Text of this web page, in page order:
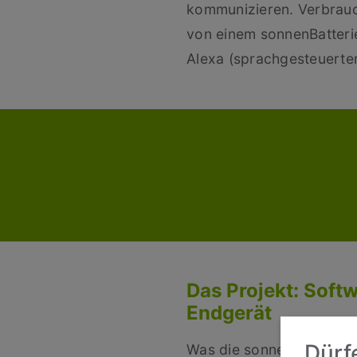
kommunizieren.
von einem
Alexa
Das Projekt:
Endgerät
Was die sonnen GmbH